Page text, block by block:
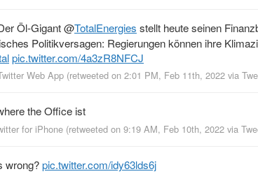
Öl-Gigant@TotalEnergies stellt heute seinen
Politikversagen: Regierungen können ihre
pic.twitter.com/4a3zR8NFCJ
Web App (retweeted on 2:01 PM, Feb 11th, 2022 via
the Office ist
for iPhone (retweeted on 9:19 AM, Feb 10th, 2022 via
wrong?pic.twitter.com/idy63lds6j